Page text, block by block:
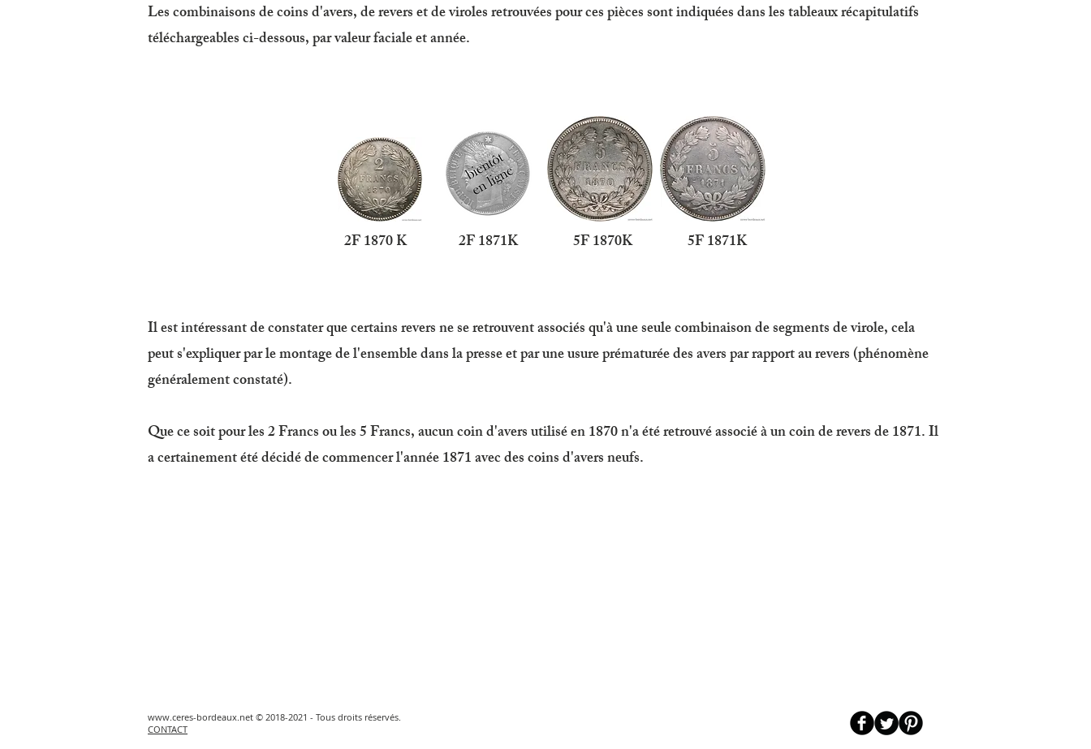
Les combinaisons de coins d'avers, de revers et de viroles retrouvées pour ces pièces sont indiquées dans les tableaux récapitulatifs
téléchargeables ci-dessous, par valeur faciale et année.
Il est intéressant de constater que certains revers ne se retrouvent associés qu'à une seule combinaison de segments de virole, cela
peut s'expliquer par le montage de l'ensemble dans la presse et par une usure prématurée des avers par rapport au revers (phénomène
généralement constaté).
Que ce soit pour les 2 Francs ou les 5 Francs, aucun coin d'avers utilisé en 1870 n'a été retrouvé associé à un coin de revers de 1871. Il
a certainement été décidé de commencer l'année 1871 avec des coins d'avers neufs.
2F 1870 K 2F 1871K 5F 1870K 5F 1871K
www.ceres-bordeaux.net © 2018-2021 - Tous droits réservés.
CONTACT